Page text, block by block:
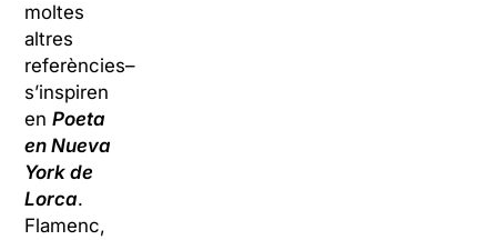
moltes
altres
referències–
s’inspiren
enPoeta
en Nueva
York de
Lorca.
Flamenc,